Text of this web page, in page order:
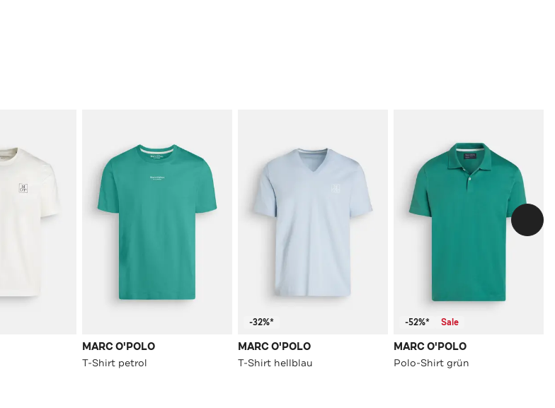
MARC O'POLO
T-Shirt petrol
-32%*
MARC O'POLO
T-Shirt hellblau
-52%* Sale
MARC O'POLO
Polo-Shirt grün